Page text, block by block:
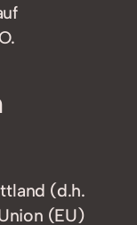
(d.h.
(EU)